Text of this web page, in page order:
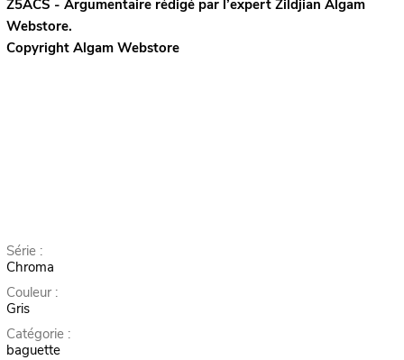
Z5ACS - Argumentaire rédigé par l’expert Zildjian Algam
Webstore.
Copyright Algam Webstore
Série :
Chroma
Couleur :
Gris
Catégorie :
baguette